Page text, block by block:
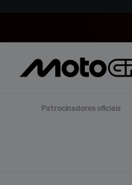
Patrocinadores oficiais